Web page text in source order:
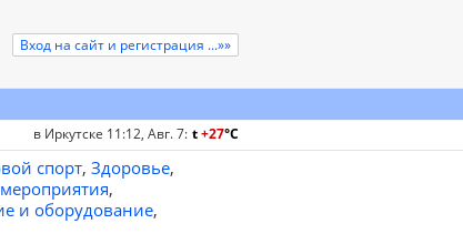
Вход на сайт и регистрация ...»»
в Иркутске 11:12, Авг. 7: t+27°C
спорт, Здоровье,
,
и оборудование,